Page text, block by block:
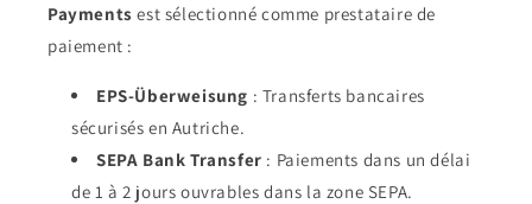
Payments est sélectionné comme prestataire de
paiement :
EPS-Überweisung : Transferts bancaires
sécurisés en Autriche.
SEPA Bank Transfer : Paiements dans un délai
de 1 à 2 jours ouvrables dans la zone SEPA.